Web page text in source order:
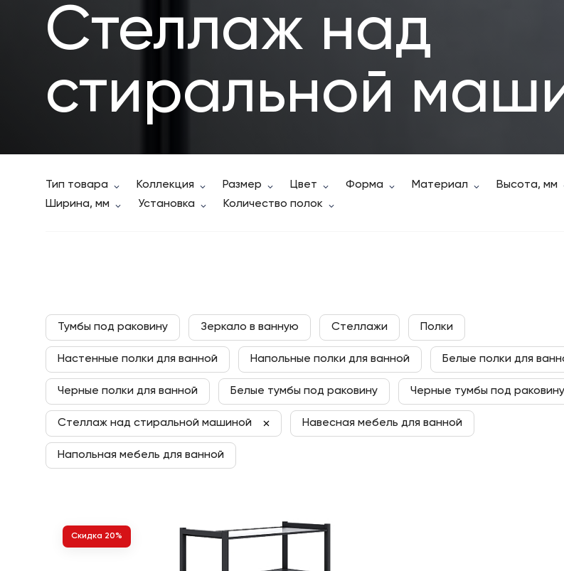
Стеллаж над
стиральной
Тип товара Коллекция Размер Цвет Форма Материал Высота, мм
1215 x
Ширина, мм Установка Количество полок
2 x 3 x
Тумбы под раковину Зеркало в ванную Стеллажи Полки
Настенные полки для ванной Напольные полки для ванной Белые полки для
Черные полки для ванной Белые тумбы под раковину Черные тумбы под раковину
Стеллаж над стиральной машиной Навесная мебель для ванной
Напольная мебель для ванной
Скидка 20%